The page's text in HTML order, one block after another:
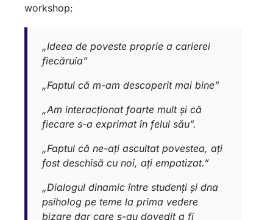
workshop:
„Ideea de poveste proprie a carierei
fiecăruia”
„Faptul că m-am descoperit mai bine”
„Am interacționat foarte mult și că
fiecare s-a exprimat în felul său”.
„Faptul că ne-ați ascultat povestea, ați
fost deschisă cu noi, ați empatizat.”
„Dialogul dinamic între studenți și dna
psiholog pe teme la prima vedere
bizare dar care s-au dovedit a fi